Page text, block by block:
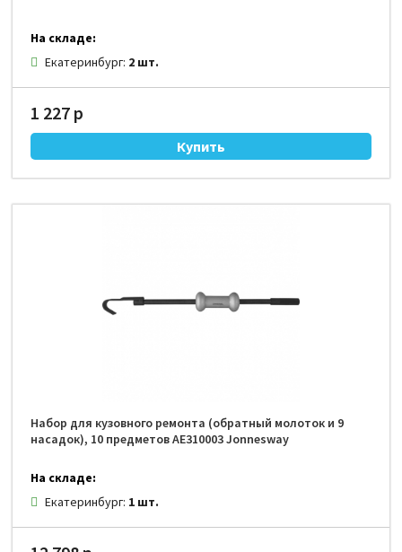
На складе:
Екатеринбург: 2 шт.
1 227 р
Набор для кузовного ремонта (обратный молоток и 9
насадок), 10 предметов AE310003 Jonnesway
На складе:
Екатеринбург: 1 шт.